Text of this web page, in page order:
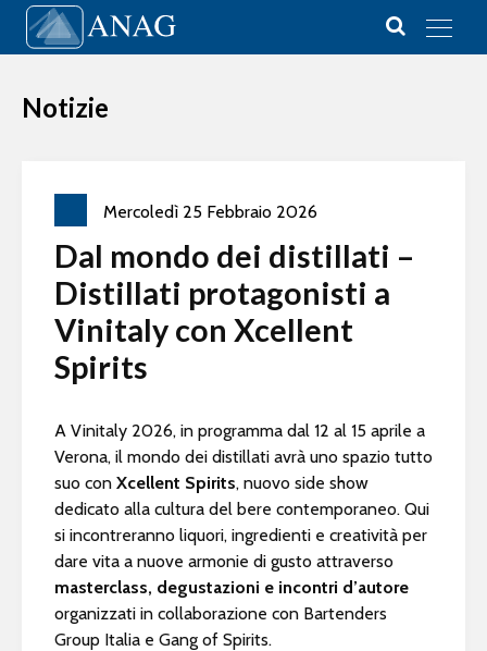
Vai al contenuto
Main Navigation
Notizie
Mercoledì 25 Febbraio 2026
Dal mondo dei distillati –
Distillati protagonisti a
Vinitaly con Xcellent
Spirits
A Vinitaly 2026, in programma dal 12 al 15 aprile a
Verona, il mondo dei distillati avrà uno spazio tutto
suo con Xcellent Spirits, nuovo side show
dedicato alla cultura del bere contemporaneo. Qui
si incontreranno liquori, ingredienti e creatività per
dare vita a nuove armonie di gusto attraverso
masterclass, degustazioni e incontri d’autore
organizzati in collaborazione con Bartenders
Group Italia e Gang of Spirits.